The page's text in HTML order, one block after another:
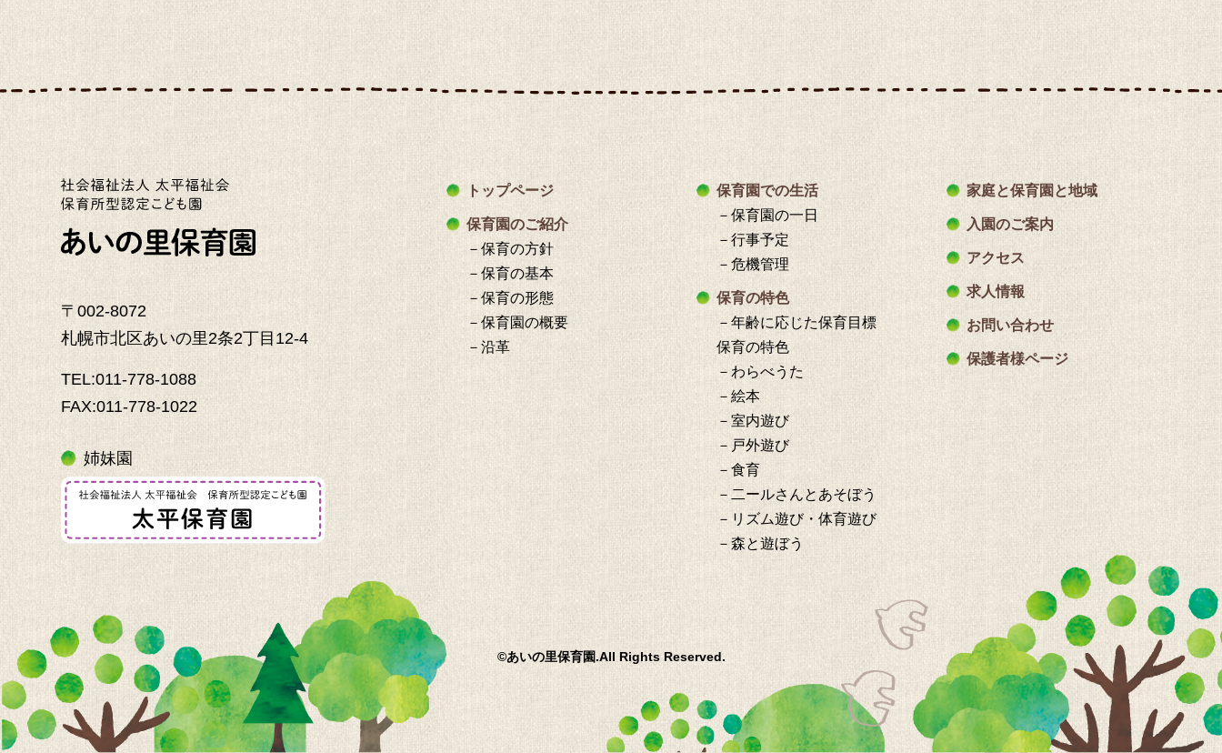
〒002-8072
札幌市北区あいの里2条2丁目12-4
TEL:011-778-1088
FAX:011-778-1022
姉妹園
トップページ
保育園のご紹介
－保育の方針
－保育の基本
－保育の形態
－保育園の概要
－沿革
保育園での生活
－保育園の一日
－行事予定
－危機管理
保育の特色
－年齢に応じた保育目標
保育の特色
－わらべうた
－絵本
－室内遊び
－戸外遊び
－食育
－二ールさんとあそぼう
－リズム遊び・体育遊び
－森と遊ぼう
家庭と保育園と地域
入園のご案内
アクセス
求人情報
お問い合わせ
保護者様ページ
©あいの里保育園.All Rights Reserved.